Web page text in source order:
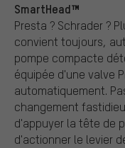
SmartHead™
Presta ? Schrader ?
convient toujours,
pompe compacte
équipée d'une valve
automatiquement.
changement
d'appuyer la tête de
d'actionner le levier